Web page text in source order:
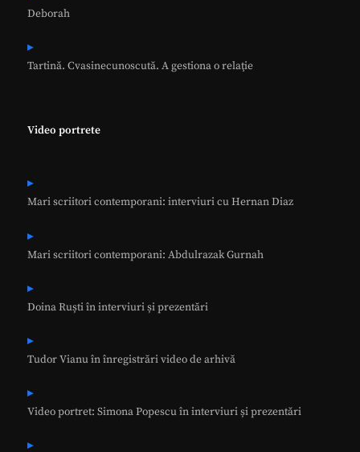
Deborah
Tartină. Cvasinecunoscută. A gestiona o relaţie
Video portrete
Mari scriitori contemporani: interviuri cu Hernan Diaz
Mari scriitori contemporani: Abdulrazak Gurnah
Doina Ruști în interviuri și prezentări
Tudor Vianu în înregistrări video de arhivă
Video portret: Simona Popescu în interviuri și prezentări